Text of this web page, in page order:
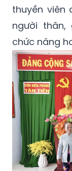
thuyền
người
chức năng